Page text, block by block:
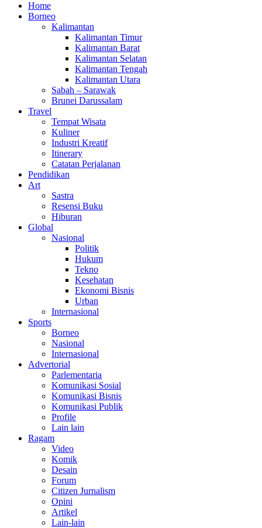
Home
Borneo
Kalimantan
Kalimantan Timur
Kalimantan Barat
Kalimantan Selatan
Kalimantan Tengah
Kalimantan Utara
Sabah – Sarawak
Brunei Darussalam
Travel
Tempat Wisata
Kuliner
Industri Kreatif
Itinerary
Catatan Perjalanan
Pendidikan
Art
Sastra
Resensi Buku
Hiburan
Global
Nasional
Politik
Hukum
Tekno
Kesehatan
Ekonomi Bisnis
Urban
Internasional
Sports
Borneo
Nasional
Internasional
Advertorial
Parlementaria
Komunikasi Sosial
Komunikasi Bisnis
Komunikasi Publik
Profile
Lain lain
Ragam
Video
Komik
Desain
Forum
Citizen Jurnalism
Opini
Artikel
Lain-lain